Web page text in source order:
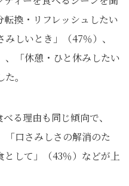
換・リフレッシュしたい
しいとき」（47％）、
、「休憩・ひと休みしたい
。
る理由も同じ傾向で、
「口さみしさの解消のた
して」（43％）などが上